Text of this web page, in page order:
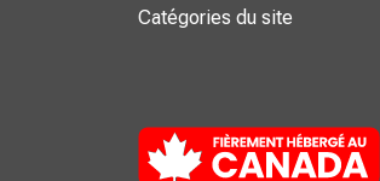
Catégories du site